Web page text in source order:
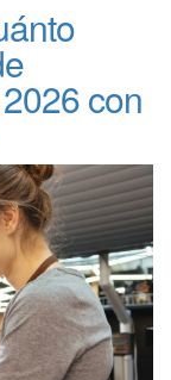
con